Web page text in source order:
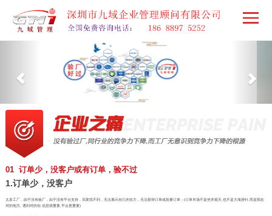
01 订单少，没客户或有订单，验不过
1.订单少，没客户
太多工厂，由于没有验厂，由于没有平台支持，买家找不到，无法展示自己的实力，无法获得订单或批量订单；(订单市场不是坐井观天,也不是大海捞针,而是我在
对的地方, 遇到对的你,信息很重要,平台更重要)